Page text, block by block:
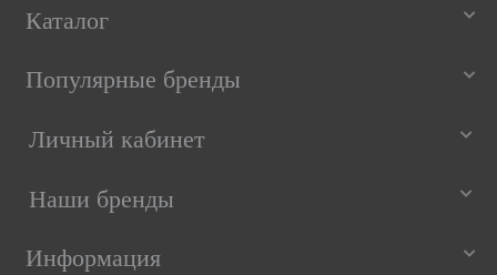
Каталог
Популярные бренды
Личный кабинет
Наши бренды
Информация